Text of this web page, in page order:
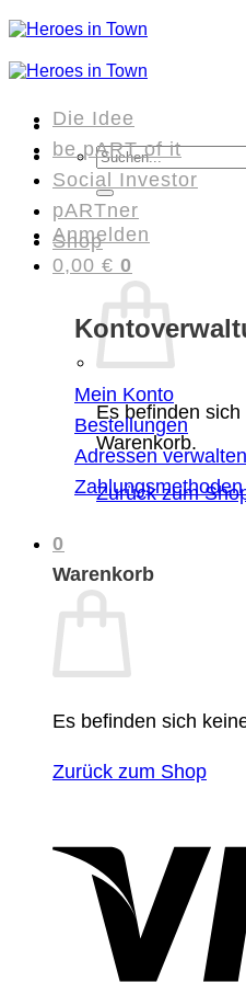
Zum
Inhalt
Suchen
nach:
Anmelden
0,00 € 0
Es befinden
Warenkorb.
Zurück zum
0
Warenkorb
Es befinden sich
Zurück zum Shop
Die Idee
be pART of it
Social Investor
pARTner
Shop
Mein Konto
Bestellungen
Adressen verwalten